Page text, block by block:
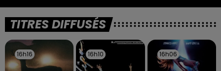
TITRES DIFFUSÉS
16h16
16h16 16h10
16h10 16h06
16h06